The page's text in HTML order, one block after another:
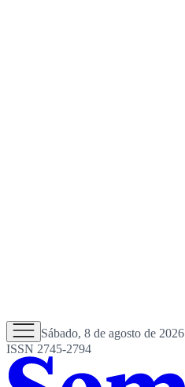
Sábado, 8 de agosto de 2026
ISSN 2745-2794